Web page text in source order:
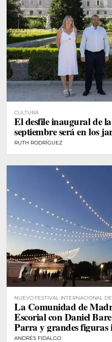
CULTURA
El desfile inaugural de
septiembre será en los
RUTH RODRÍGUEZ
NUEVO FESTIVAL INTERNACIONAL
DE MADRID
La Comunidad de
Escorial con Daniel
Parra y grandes figuras
ANDRÉS FIDALGO